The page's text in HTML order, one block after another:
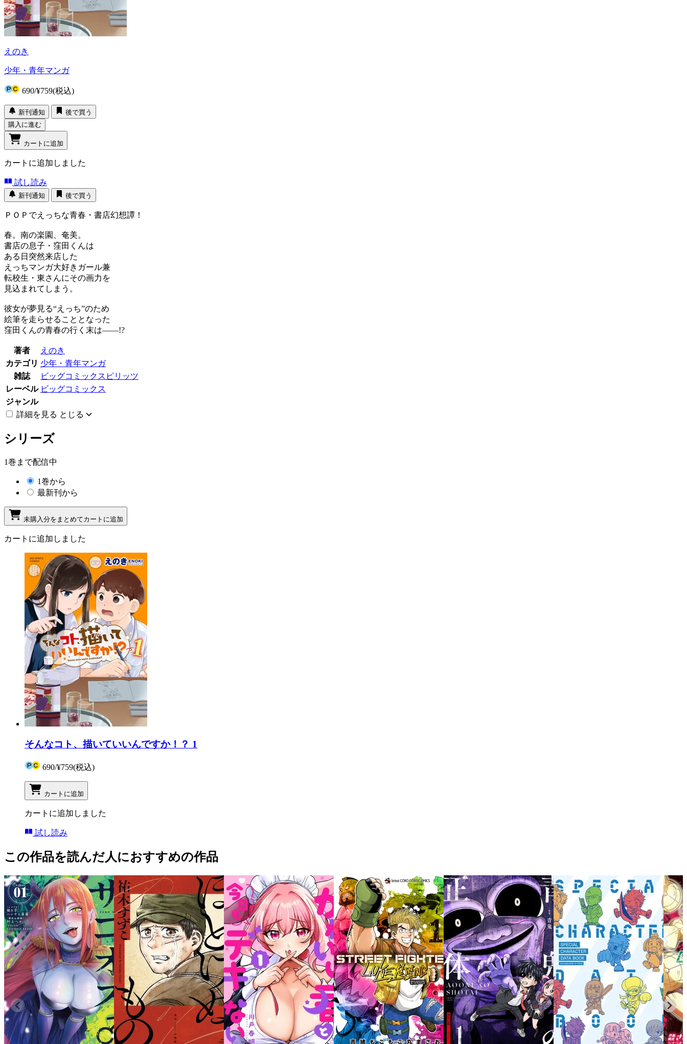
えのき
少年・青年マンガ
690/¥759(税込)
新刊通知
後で買う
購入に進む
カートに追加
カートに追加しました
試し読み
新刊通知 後で買う
ＰＯＰでえっちな青春・書店幻想譚！
春。南の楽園、奄美。
書店の息子・窪田くんは
ある日突然来店した
えっちマンガ大好きガール兼
転校生・東さんにその画力を
見込まれてしまう。
彼女が夢見る“えっち”のため
絵筆を走らせることとなった
窪田くんの青春の行く末は――!?
著者
えのき
カテゴリ 少年・青年マンガ
雑誌
ビッグコミックスピリッツ
レーベル ビッグコミックス
ジャンル
詳細を見る とじる
シリーズ
1巻まで配信中
1巻から
最新刊から
未購入分をまとめてカートに追加
カートに追加しました
そんなコト、描いていいんですか！？ 1
690/¥759(税込)
カートに追加
カートに追加しました
試し読み
この作品を読んだ人におすすめの作品